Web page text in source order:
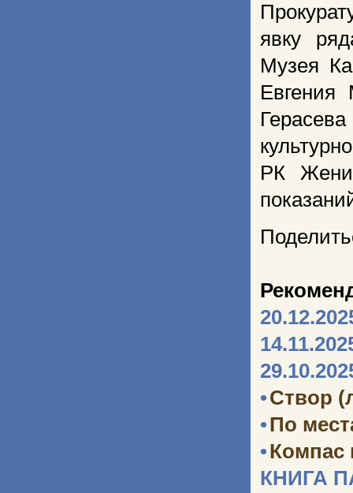
явку
Музея
Евгения
РК
•Створ
•По
•Компас
КНИГА